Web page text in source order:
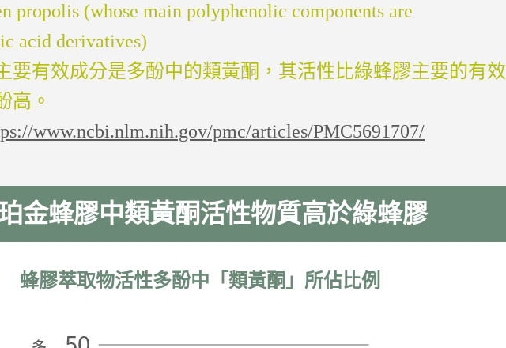
propolis (whose main polyphenolic components are
acid derivatives)
要有效成分是多酚中的類黃酮，其活性比綠蜂膠主要的有效
高。
www.ncbi.nlm.nih.gov/pmc/articles/PMC5691707/
金蜂膠中類黃酮活性物質高於綠蜂膠
蜂膠萃取物活性多酚中「類黃酮」所佔比例